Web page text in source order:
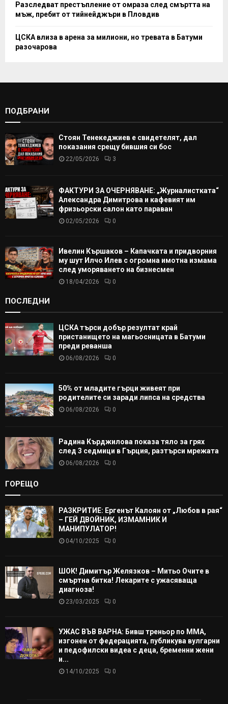
Разследват престъпление от омраза след смъртта на
мъж, пребит от тийнейджъри в Пловдив
ЦСКА влиза в арена за милиони, но тревата в Батуми
разочарова
ПОДБРАНИ
Стоян Тенекеджиев е свидетелят, дал
показания срещу бившия си бос
22/05/2026 3
ФАКТУРИ ЗА ОЧЕРНЯВАНЕ: „Журналистката“
Александра Димитрова и кафевият им
фризьорски салон като параван
02/05/2026 0
Ивелин Кършаков – Капачката и придворния
му шут Илчо Илев с огромна имотна измама
след уморяването на бизнесмен
18/04/2026 0
ПОСЛЕДНИ
ЦСКА търси добър резултат край
пристанището на магьосницата в Батуми
преди реванша
06/08/2026 0
50% от младите гърци живеят при
родителите си заради липса на средства
06/08/2026 0
Радина Кърджилова показа тяло за грях
след 3 седмици в Гърция, разтърси мрежата
06/08/2026 0
ГОРЕЩО
РАЗКРИТИЕ: Ергенът Калоян от „Любов в рая“
– ГЕЙ ДВОЙНИК, ИЗМАМНИК И
МАНИПУЛАТОР!
04/10/2025 0
ШОК! Димитър Желязков – Митьо Очите в
смъртна битка! Лекарите с ужасяваща
диагноза!
23/03/2025 0
УЖАС ВЪВ ВАРНА: Бивш треньор по ММА,
изгонен от федерацията, публикува вулгарни
и педофилски видеа с деца, бременни жени
и...
14/10/2025 0